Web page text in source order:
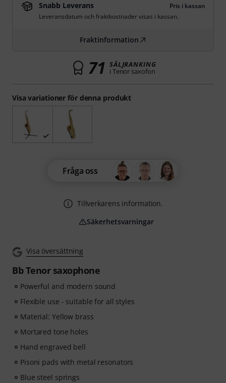
Visa översättning
Bb Tenor saxophone
Powerful and modern sound
Flexible use - suitable for all styles
Material: Yellow brass
Mortared tone holes
Hand engraved bell
Pisoni pads with metal resonators
Blue steel springs
Visa variationer för denna produkt
Snabb Leverans
Pris i kassan
Leveransdatum och fraktkostnader visas i kassan.
Fraktinformation
71 SÄLJRANKING
i Tenor saxofon
Fråga oss
Tillverkarens information.
Säkerhetsvarningar